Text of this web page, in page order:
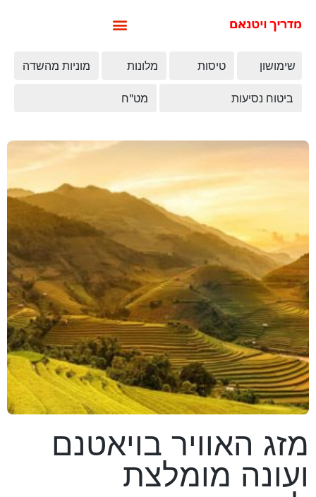
שימושון טיסות מלונות מוניות מהשדה
ביטוח נסיעות מט"ח
מזג האוויר בויאטנם
ועונה מומלצת